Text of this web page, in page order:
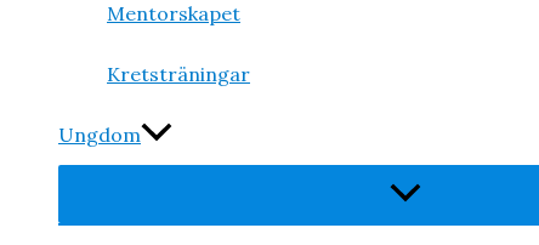
Mentorskapet
Kretsträningar
Ungdom
Slå
meny